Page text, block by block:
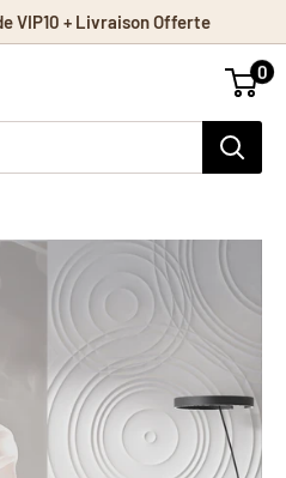
VIP10 + Livraison Offerte
0